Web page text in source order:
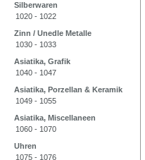
Silberwaren
1020 - 1022
Zinn / Unedle Metalle
1030 - 1033
Asiatika, Grafik
1040 - 1047
Asiatika, Porzellan & Keramik
1049 - 1055
Asiatika, Miscellaneen
1060 - 1070
Uhren
1075 - 1076